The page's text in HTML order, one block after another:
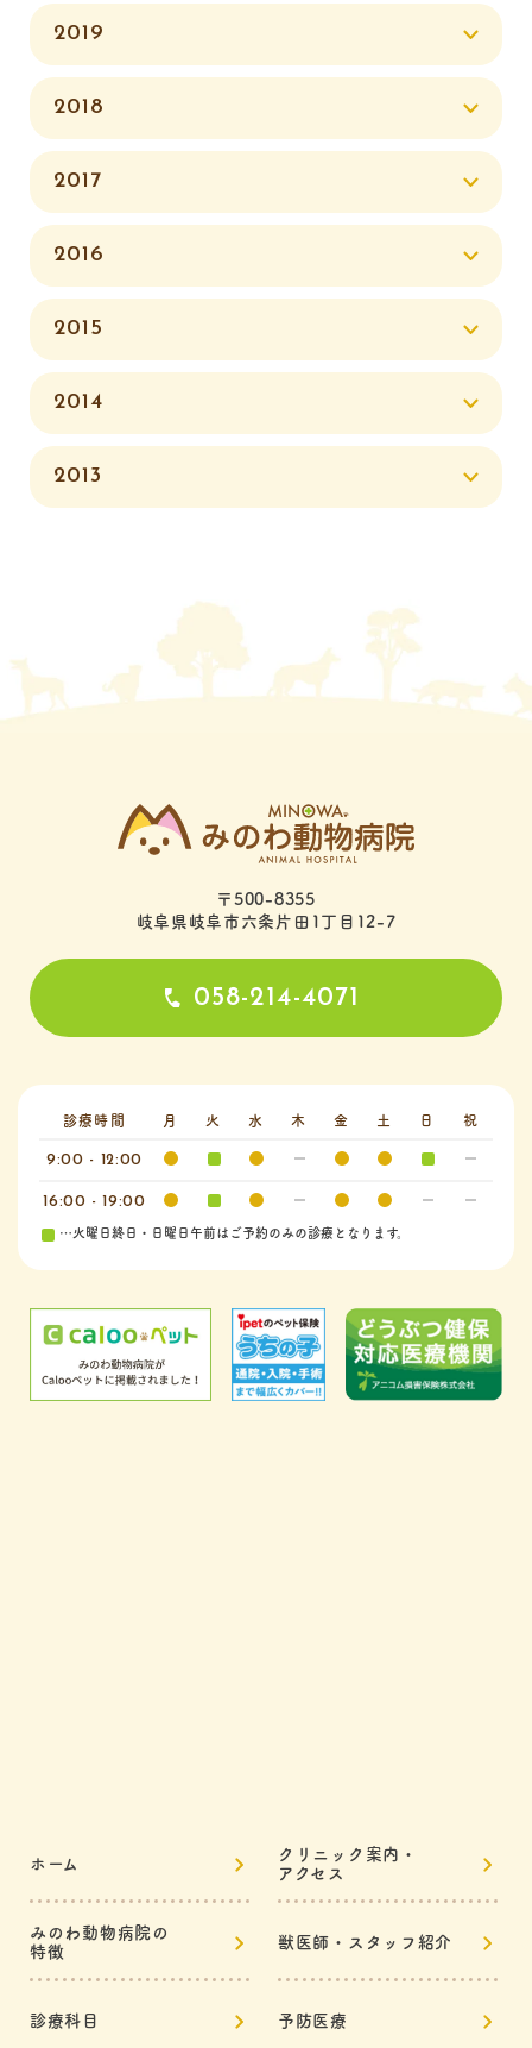
2019
2018
2017
2016
2015
2014
2013
〒500-8355
岐阜県岐阜市六条片田1丁目12-7
058-214-4071
診療時間 月 火 水 木 金 土 日 祝
9:00 - 12:00
16:00 - 19:00
…火曜日終日・日曜日午前はご予約のみの診療となります。
ホーム
クリニック案内・
アクセス
みのわ動物病院の
特徴
獣医師・スタッフ紹介
診療科目 予防医療